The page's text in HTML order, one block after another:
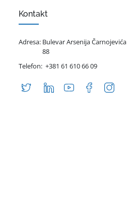
Kontakt
Adresa: Bulevar Arsenija Čarnojevića
88
Telefon: +381 61 610 66 09